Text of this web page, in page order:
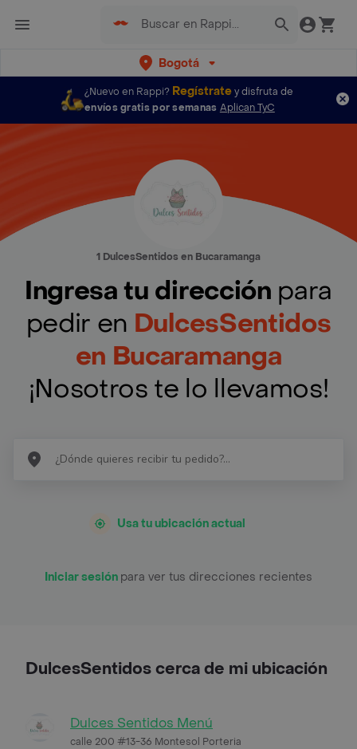
Bogotá
¿Nuevo en Rappi? Regístratey disfruta de
envíos gratis por semanas Aplican TyC
1 DulcesSentidos en Bucaramanga
Ingresa tu dirección para
pedir en DulcesSentidos
en Bucaramanga
¡Nosotros te lo llevamos!
Usa tu ubicación actual
Iniciar sesión para ver tus direcciones recientes
DulcesSentidos cerca de mi ubicación
Dulces Sentidos Menú
calle 200 #13-36 Montesol Porteria